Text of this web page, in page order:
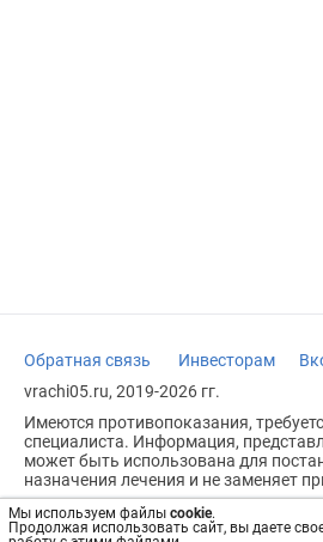
Мы используем файлы cookie.
Продолжая использовать сайт, вы даете
Обратная связь Инвесторам
vrachi05.ru, 2019-2026 гг.
Имеются противопоказания,
специалиста. Информация,
может быть использована для
назначения лечения и не заменяет
Возрастное ограничение: 18+